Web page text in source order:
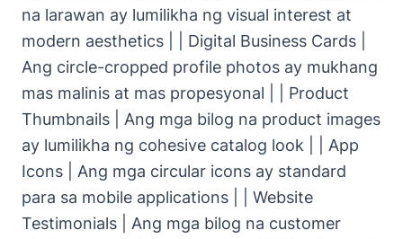
na larawan ay lumilikha ng visual interest at
modern aesthetics | | Digital Business Cards |
Ang circle-cropped profile photos ay mukhang
mas malinis at mas propesyonal | | Product
Thumbnails | Ang mga bilog na product images
ay lumilikha ng cohesive catalog look | | App
Icons | Ang mga circular icons ay standard
para sa mobile applications | | Website
Testimonials | Ang mga bilog na customer